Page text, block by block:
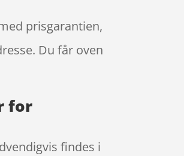
prisgarantien,
Du får oven
for
findes i